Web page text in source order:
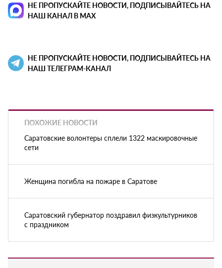
НЕ ПРОПУСКАЙТЕ НОВОСТИ, ПОДПИСЫВАЙТЕСЬ НА
НАШ КАНАЛ В MAX
НЕ ПРОПУСКАЙТЕ НОВОСТИ, ПОДПИСЫВАЙТЕСЬ НА
НАШ ТЕЛЕГРАМ-КАНАЛ
ПОХОЖИЕ НОВОСТИ
Саратовские волонтеры сплели 1322 маскировочные
сети
Женщина погибла на пожаре в Саратове
Саратовский губернатор поздравил физкультурников
с праздником